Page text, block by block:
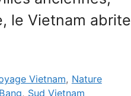
le Vietnam abrite
Vietnam, Nature
, Sud Vietnam